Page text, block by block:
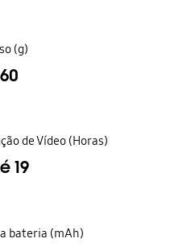
(g)
de Vídeo (Horas)
19
bateria (mAh)